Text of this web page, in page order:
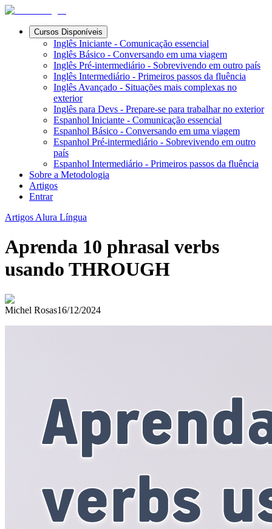
Cursos Disponíveis
Inglês Iniciante - Comunicação essencial
Inglês Básico - Conversando em uma viagem
Inglês Pré-intermediário - Sobrevivendo em outro país
Inglês Intermediário - Primeiros passos da fluência
Inglês Avançado - Situações mais complexas no
exterior
Inglês para Devs - Prepare-se para trabalhar no exterior
Espanhol Iniciante - Comunicação essencial
Espanhol Básico - Conversando em uma viagem
Espanhol Pré-intermediário - Sobrevivendo em outro
país
Espanhol Intermediário - Primeiros passos da fluência
Sobre a Metodologia
Artigos
Entrar
Artigos Alura Língua
Aprenda 10 phrasal verbs
usando THROUGH
Michel Rosas16/12/2024